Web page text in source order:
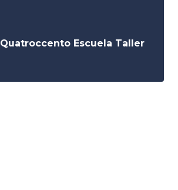
Quatroccento Escuela Taller